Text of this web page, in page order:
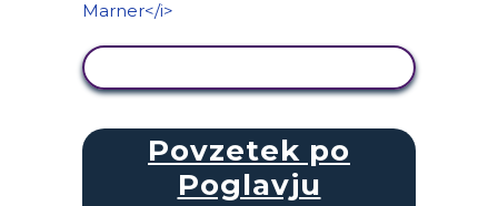
Povzetek po
Poglavju